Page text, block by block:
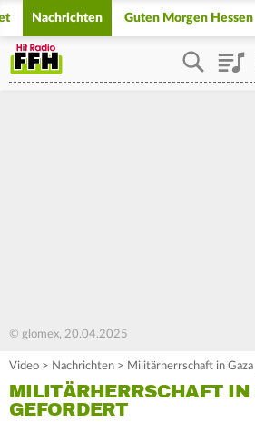
Nachrichten Guten Morgen Hessen
© glomex, 20.04.2025
Video > Nachrichten > Militärherrschaft in
MILITÄRHERRSCHAFT
GEFORDERT